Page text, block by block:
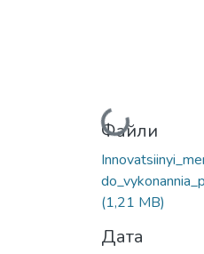
Вантажиться...
Файли
(1,21 MB)
Дата